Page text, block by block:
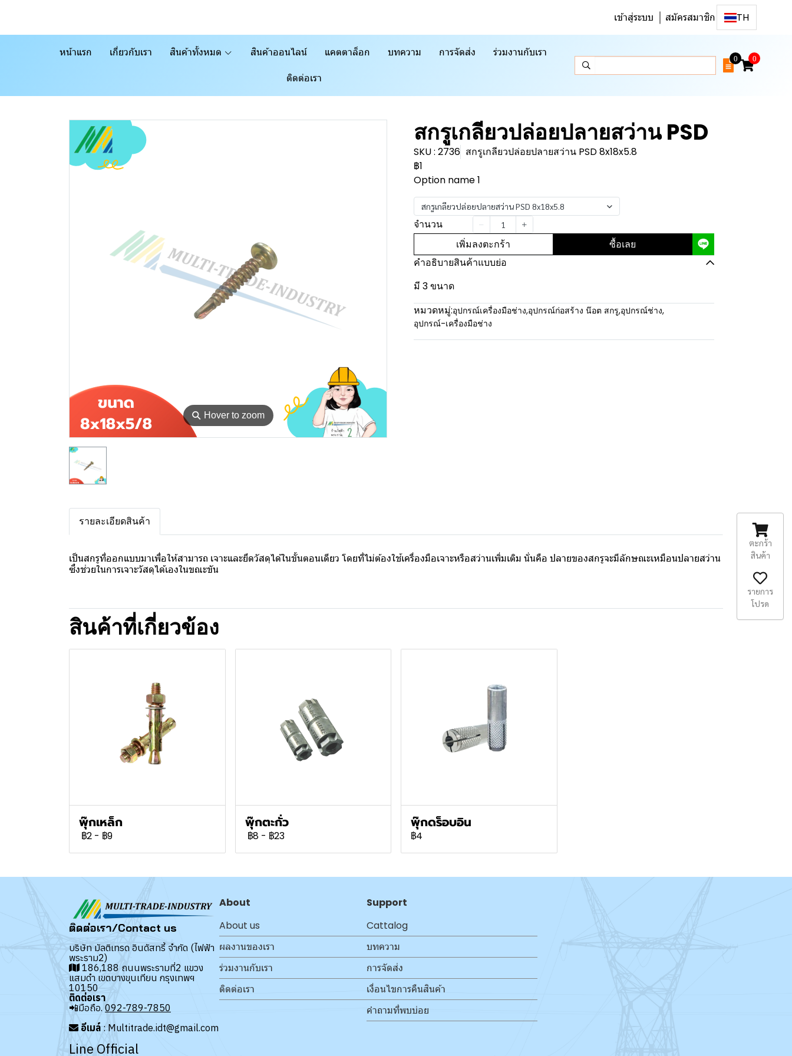
เข้าสู่ระบบ สมัครสมาชิก TH
หน้าแรก เกี่ยวกับเรา สินค้าทั้งหมด สินค้าออนไลน์ แคตตาล็อก บทความ การจัดส่ง ร่วมงานกับเรา
ติดต่อเรา
0 0
⚲ Hover to zoom
สกรูเกลียวปล่อยปลายสว่าน PSD
SKU : 2736 สกรูเกลียวปล่อยปลายสว่าน PSD 8x18x5.8
฿1
Option name 1
สกรูเกลียวปล่อยปลายสว่าน PSD 8x18x5.8
จำนวน
เพิ่มลงตะกร้า ซื้อเลย
คำอธิบายสินค้าแบบย่อ
มี 3 ขนาด
หมวดหมู่:อุปกรณ์เครื่องมือช่าง,อุปกรณ์ก่อสร้าง น๊อต สกรู,อุปกรณ์ช่าง,
อุปกรณ์-เครื่องมือช่าง
รายละเอียดสินค้า
เป็นสกรูที่ออกแบบมาเพื่อให้สามารถ เจาะและยึดวัสดุได้ในขั้นตอนเดียว โดยที่ไม่ต้องใช้เครื่องมือเจาะหรือสว่านเพิ่มเติม นั่นคือ ปลายของสกรูจะมีลักษณะเหมือนปลายสว่าน
ซึ่งช่วยในการเจาะวัสดุได้เองในขณะขัน
สินค้าที่เกี่ยวข้อง
พุ๊กเหล็ก
฿2 - ฿9
พุ๊กตะกั่ว
฿8 - ฿23
พุ๊กดร็อบอิน
฿4
ติดต่อเรา/Contact us
บริษัท มัลติเทรด อินดัสทรี้ จำกัด (ไฟฟ้า
พระราม2)
186,188 ถนนพระรามที่2 แขวง
แสมดำ เขตบางขุนเทียน กรุงเทพฯ
10150
ติดต่อเรา
📲มือถือ. 092-789-7850
อีเมล์ : Multitrade.idt@gmail.com
Line Official
About
About us
ผลงานของเรา
ร่วมงานกับเรา
ติดต่อเรา
Support
Cattalog
บทความ
การจัดส่ง
เงื่อนไขการคืนสินค้า
คำถามที่พบบ่อย
ตะกร้า
สินค้า
รายการ
โปรด